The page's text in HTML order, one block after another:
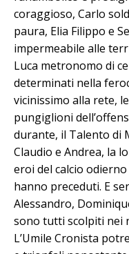
coraggioso, Carlo
paura, Elia Filippo e
impermeabile alle
Luca metronomo di
determinati nella
vicinissimo alla rete,
pungiglioni
durante, il Talento di
Claudio e Andrea, la
eroi del calcio
hanno preceduti. E
Alessandro,
sono tutti scolpiti nei
L’Umile Cronista